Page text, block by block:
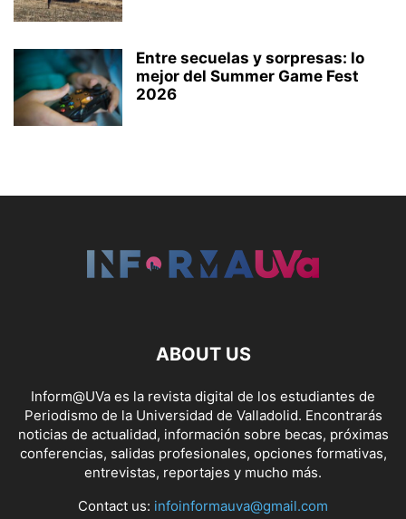
Entre secuelas y sorpresas: lo
mejor del Summer Game Fest
2026
ABOUT US
Inform@UVa es la revista digital de los estudiantes de
Periodismo de la Universidad de Valladolid. Encontrarás
noticias de actualidad, información sobre becas, próximas
conferencias, salidas profesionales, opciones formativas,
entrevistas, reportajes y mucho más.
Contact us: infoinformauva@gmail.com